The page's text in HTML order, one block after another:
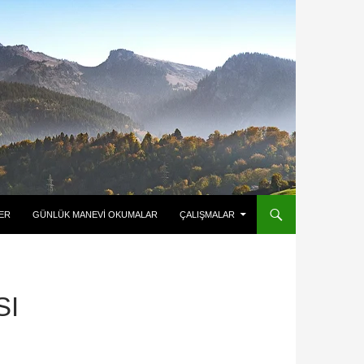
GÜNLÜK MANEVI OKUMALAR ÇALIŞMALAR